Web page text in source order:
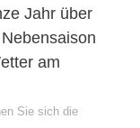
Jahr über
am
Sie sich die